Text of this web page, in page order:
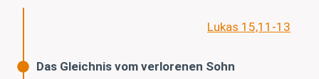
Lukas 15,11-13
Das Gleichnis vom verlorenen Sohn